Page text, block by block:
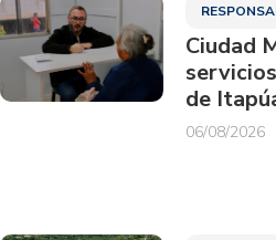
Ciudad
de
06/08/2026